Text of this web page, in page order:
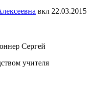
вкл 22.03.2015
Сергей
учителя